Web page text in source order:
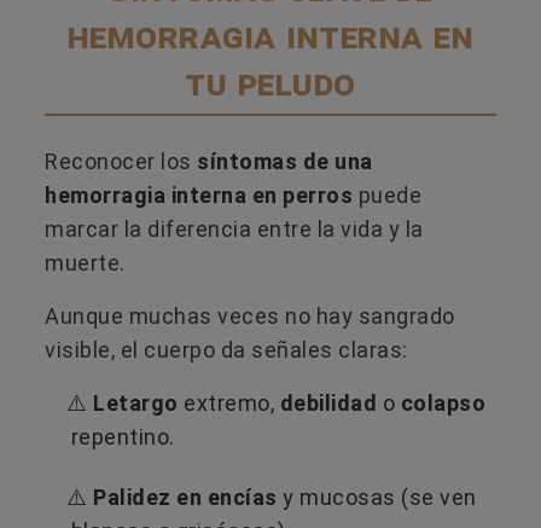
hemorragia interna en
tu peludo
Reconocer los síntomas de una
hemorragia interna en perros puede
marcar la diferencia entre la vida y la
muerte.
Aunque muchas veces no hay sangrado
visible, el cuerpo da señales claras:
⚠️ Letargo extremo, debilidad o colapso
repentino.
⚠️ Palidez en encías y mucosas (se ven